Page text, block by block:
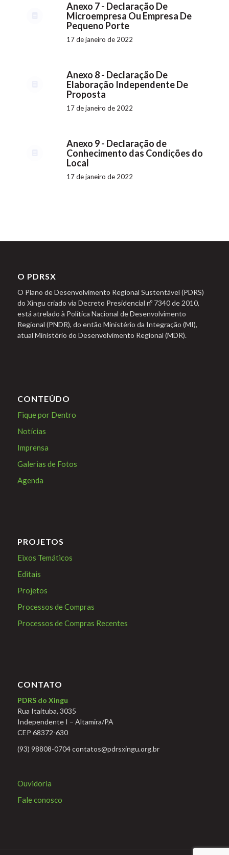
Anexo 7 - Declaração De
Microempresa Ou Empresa De
Pequeno Porte
17 de janeiro de 2022
Anexo 8 - Declaração De
Elaboração Independente De
Proposta
17 de janeiro de 2022
Anexo 9 - Declaração de
Conhecimento das Condições do
Local
17 de janeiro de 2022
O PDRSX
O Plano de Desenvolvimento Regional Sustentável (PDRS)
do Xingu criado via Decreto Presidencial nº 7340 de 2010,
está atrelado à Política Nacional de Desenvolvimento
Regional (PNDR), do então Ministério da Integração (MI),
atual Ministério do Desenvolvimento Regional (MDR).
CONTEÚDO
Fique por Dentro
Notícias
Imprensa
Galerias de Fotos
Agenda
PROJETOS
Eixos Temáticos
Editais
Projetos
Processos de Compras
Processos de Compras Recentes
CONTATO
PDRS do Xingu
Rua Itaituba, 3035
Independente I – Altamira/PA
CEP 68372-630
(93) 98808-0704 contatos@pdrsxingu.org.br
Ouvidoria
Fale conosco